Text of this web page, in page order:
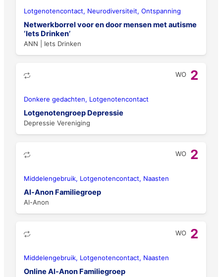
Lotgenotencontact, Neurodiversiteit, Ontspanning
Netwerkborrel voor en door mensen met autisme
‘Iets Drinken’
ANN | Iets Drinken
WO 2
Donkere gedachten, Lotgenotencontact
Lotgenotengroep Depressie
Depressie Vereniging
WO 2
Middelengebruik, Lotgenotencontact, Naasten
Al-Anon Familiegroep
Al-Anon
WO 2
Middelengebruik, Lotgenotencontact, Naasten
Online Al-Anon Familiegroep